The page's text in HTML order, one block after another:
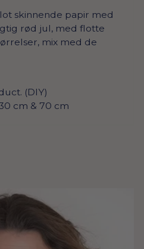
skinnende papir med
rød jul, med flotte
mix med de
(DIY)
cm & 70 cm